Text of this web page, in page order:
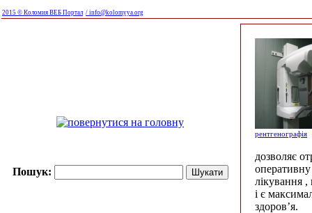
2015 © Коломия ВЕБ Портал / info@kolomyya.org
Пошук:
рентгенографія
дозволяє
лікування ,
і є
здоров’я.